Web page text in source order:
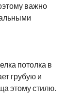
важно
потолка в
грубую и
этому стилю.